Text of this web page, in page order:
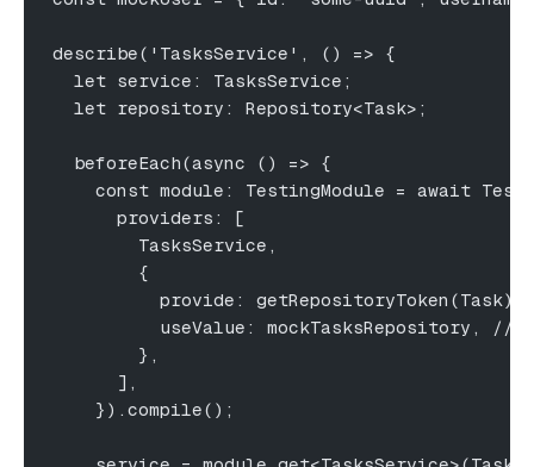
describe('TasksService', () => {
  let service: TasksService;
  let repository: Repository<Task>;
  beforeEach(async () => {
const module: TestingModule = await
      providers: [
        TasksService,
        {
          provide: getRepositoryToken(Task),
useValue: mockTasksRepository, //
        },
      ],
    }).compile();